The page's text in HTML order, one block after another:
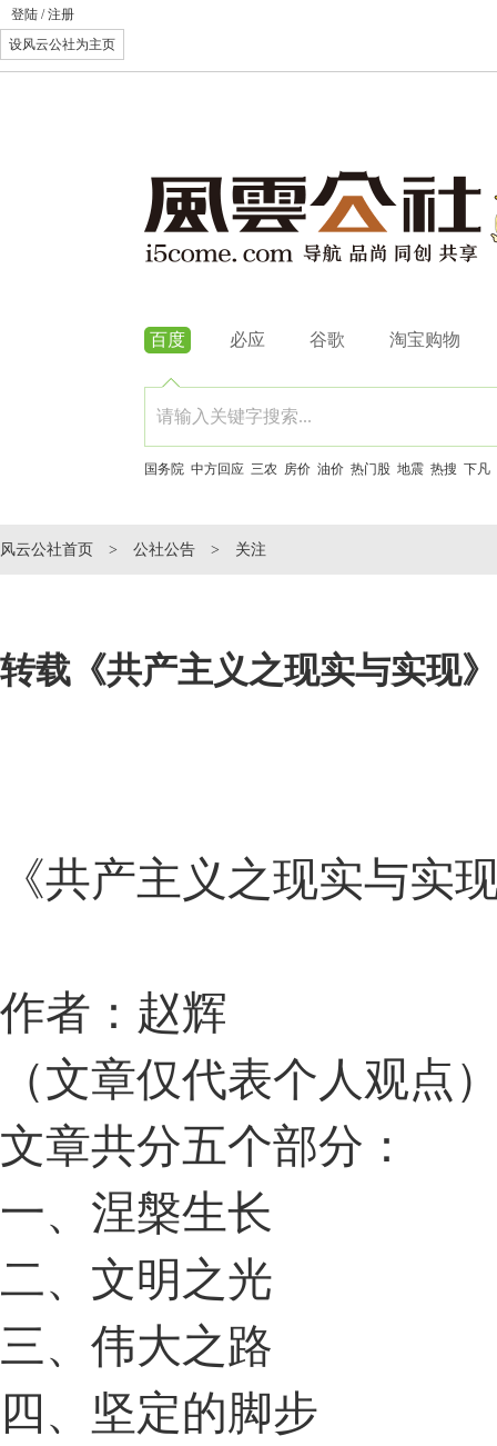
登陆 /注册
设风云公社为主页
百度 必应 谷歌 淘宝购物
国务院 中方回应 三农 房价 油价 热门股 地震 热搜 下凡
风云公社首页 > 公社公告 > 关注
转载《共产主义之现实与实现
《共产主义之现实与实
作者：赵辉
（文章仅代表个人观点
文章共分五个部分：
一、涅槃生长
二、文明之光
三、伟大之路
四、坚定的脚步